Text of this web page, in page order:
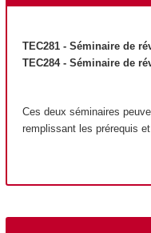
TEC281 - Séminaire de
TEC284 - Séminaire de
Ces deux séminaires
remplissant les prérequis